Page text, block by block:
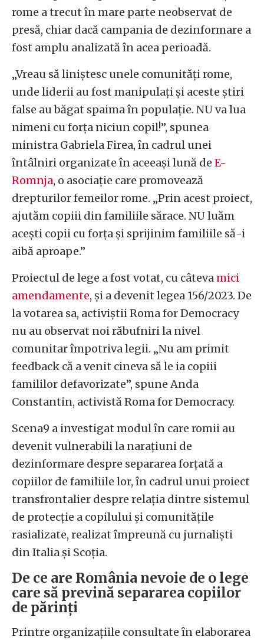
rome a trecut în mare parte neobservat de
presă, chiar dacă campania de dezinformare a
fost amplu analizată în acea perioadă.
„Vreau să liniștesc unele comunități rome,
unde liderii au fost manipulați și aceste știri
false au băgat spaima în populație. NU va lua
nimeni cu forța niciun copil!”, spunea
ministra Gabriela Firea, în cadrul unei
întâlniri organizate în aceeași lună de E-
Romnja, o asociație care promovează
drepturilor femeilor rome. „Prin acest proiect,
ajutăm copiii din familiile sărace. NU luăm
acești copii cu forța și sprijinim familiile să-i
aibă aproape.”
Proiectul de lege a fost votat, cu câtevamici
amendamente, și a devenit legea 156/2023. De
la votarea sa, activiștii Roma for Democracy
nu au observat noi răbufniri la nivel
comunitar împotriva legii. „Nu am primit
feedback că a venit cineva să le ia copiii
famililor defavorizate”, spune Anda
Constantin, activistă Roma for Democracy.
Scena9 a investigat modul în care romii au
devenit vulnerabili la narațiuni de
dezinformare despre separarea forțată a
copiilor de familiile lor, în cadrul unui proiect
transfrontalier despre relația dintre sistemul
de protecție a copilului și comunitățile
rasializate, realizat împreună cu jurnaliști
din Italia și Scoția.
De ce are România nevoie de o lege
care să prevină separarea copiilor
de părinți
Printre organizațiile consultate în elaborarea